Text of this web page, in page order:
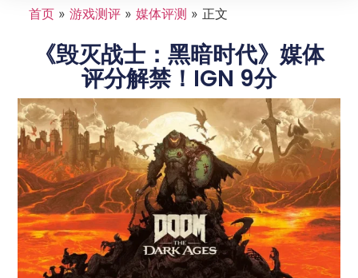
首页» 游戏测评» 媒体评测 » 正文
《毁灭战士：黑暗时代》媒体
评分解禁！IGN 9分